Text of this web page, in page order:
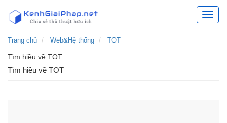
Kênh
Trang chủ Web&Hệ thống TOT
Tìm hiều về TOT
Tìm hiều về TOT